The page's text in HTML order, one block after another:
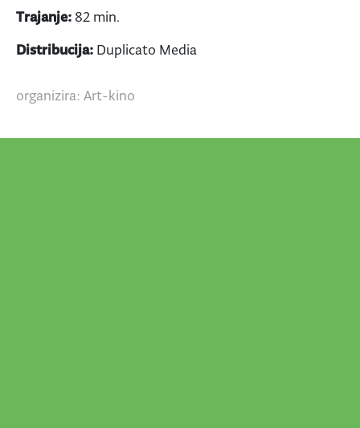
Trajanje: 82 min.
Distribucija: Duplicato Media
organizira: Art-kino